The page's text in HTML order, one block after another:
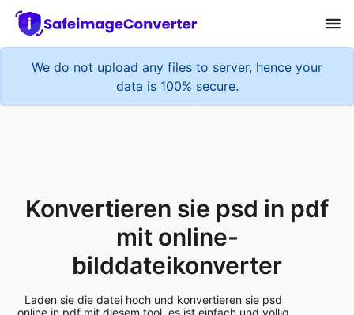
We do not upload any files to server, hence your
data is 100% secure.
bilddateikonverter
Laden sie die datei hoch und konvertieren sie psd
online in pdf mit diesem tool. es ist einfach und völlig
kostenlos!
Add More Files